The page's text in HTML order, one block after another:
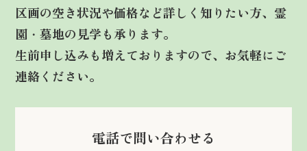
区画の空き状況や価格など詳しく知りたい方、霊
園・墓地の見学も承ります。
生前申し込みも増えておりますので、お気軽にご
連絡ください。
電話で問い合わせる